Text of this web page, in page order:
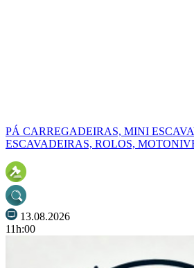
PÁ CARREGADEIRAS, MINI
ESCAVADEIRAS, ROLOS,
13.08.2026
11h:00